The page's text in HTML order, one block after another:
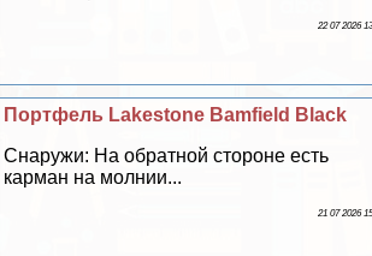
22 07 2026
Портфель Lakestone Bamfield Black
Снаружи: На обратной стороне есть
карман на молнии...
21 07 2026